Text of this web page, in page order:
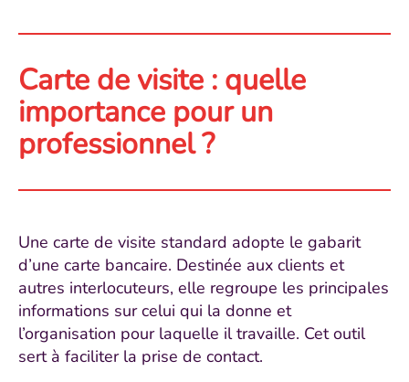
Carte de visite : quelle
importance pour un
professionnel ?
Une carte de visite standard adopte le gabarit
d’une carte bancaire. Destinée aux clients et
autres interlocuteurs, elle regroupe les principales
informations sur celui qui la donne et
l’organisation pour laquelle il travaille. Cet outil
sert à faciliter la prise de contact.